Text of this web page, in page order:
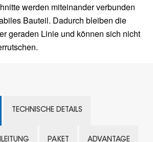
werden miteinander verbunden
Bauteil. Dadurch bleiben die
geraden Linie und können sich nicht
TECHNISCHE DETAILS
PAKET ADVANTAGE